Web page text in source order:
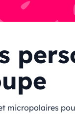
micropolaires